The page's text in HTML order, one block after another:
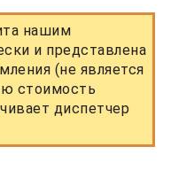
нашим
и представлена
(не является
стоимость
диспетчер